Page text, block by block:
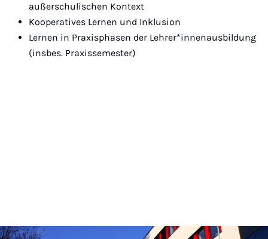
außerschulischen Kontext
Kooperatives Lernen und Inklusion
Lernen in Praxisphasen der Lehrer*innenausbildung
(insbes. Praxissemester)